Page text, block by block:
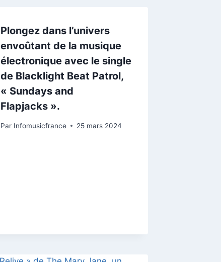
Plongez dans l’univers
envoûtant de la musique
électronique avec le single
de Blacklight Beat Patrol,
« Sundays and
Flapjacks ».
Par Infomusicfrance 25 mars 2024